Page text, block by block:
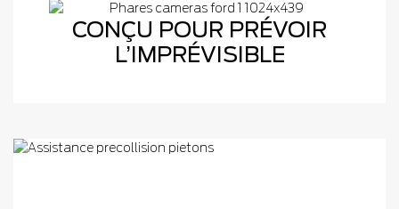
CONÇU POUR PRÉVOIR
L’IMPRÉVISIBLE